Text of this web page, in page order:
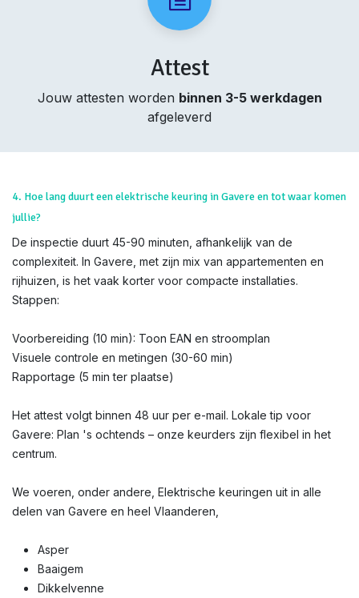
Attest
Jouw attesten worden binnen 3-5 werkdagen
afgeleverd
4. Hoe lang duurt een elektrische keuring in Gavere en tot waar komen
jullie?
De inspectie duurt 45-90 minuten, afhankelijk van de
complexiteit. In Gavere, met zijn mix van appartementen en
rijhuizen, is het vaak korter voor compacte installaties.
Stappen:
Voorbereiding (10 min): Toon EAN en stroomplan
Visuele controle en metingen (30-60 min)
Rapportage (5 min ter plaatse)
Het attest volgt binnen 48 uur per e-mail. Lokale tip voor
Gavere: Plan 's ochtends – onze keurders zijn flexibel in het
centrum.
We voeren, onder andere, Elektrische keuringen uit in alle
delen van Gavere en heel Vlaanderen,
Asper
Baaigem
Dikkelvenne